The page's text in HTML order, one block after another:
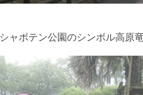
シャボテン公園のシンボル高原竜